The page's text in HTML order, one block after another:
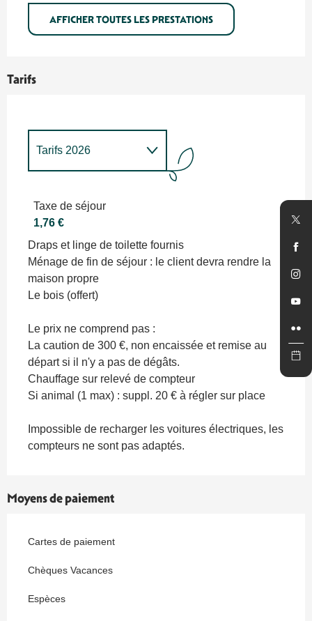
AFFICHER TOUTES LES PRESTATIONS
Tarifs
Tarifs 2026
Taxe de séjour
1,76 €
Draps et linge de toilette fournis
Ménage de fin de séjour : le client devra rendre la
maison propre
Le bois (offert)
Le prix ne comprend pas :
La caution de 300 €, non encaissée et remise au
départ si il n'y a pas de dégâts.
Chauffage sur relevé de compteur
Si animal (1 max) : suppl. 20 € à régler sur place
Impossible de recharger les voitures électriques, les
compteurs ne sont pas adaptés.
Moyens de paiement
Cartes de paiement
Chèques Vacances
Espèces